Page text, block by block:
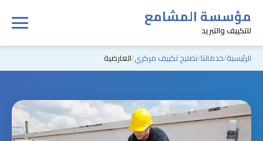
مؤسسة المشامع
للتكييف والتبريد
الرئيسية خدماتنا تصليح تكييف مركزي العارضية